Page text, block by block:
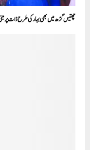
چھتیس گڑھ میں بھی بہار کی طرح ذات پر